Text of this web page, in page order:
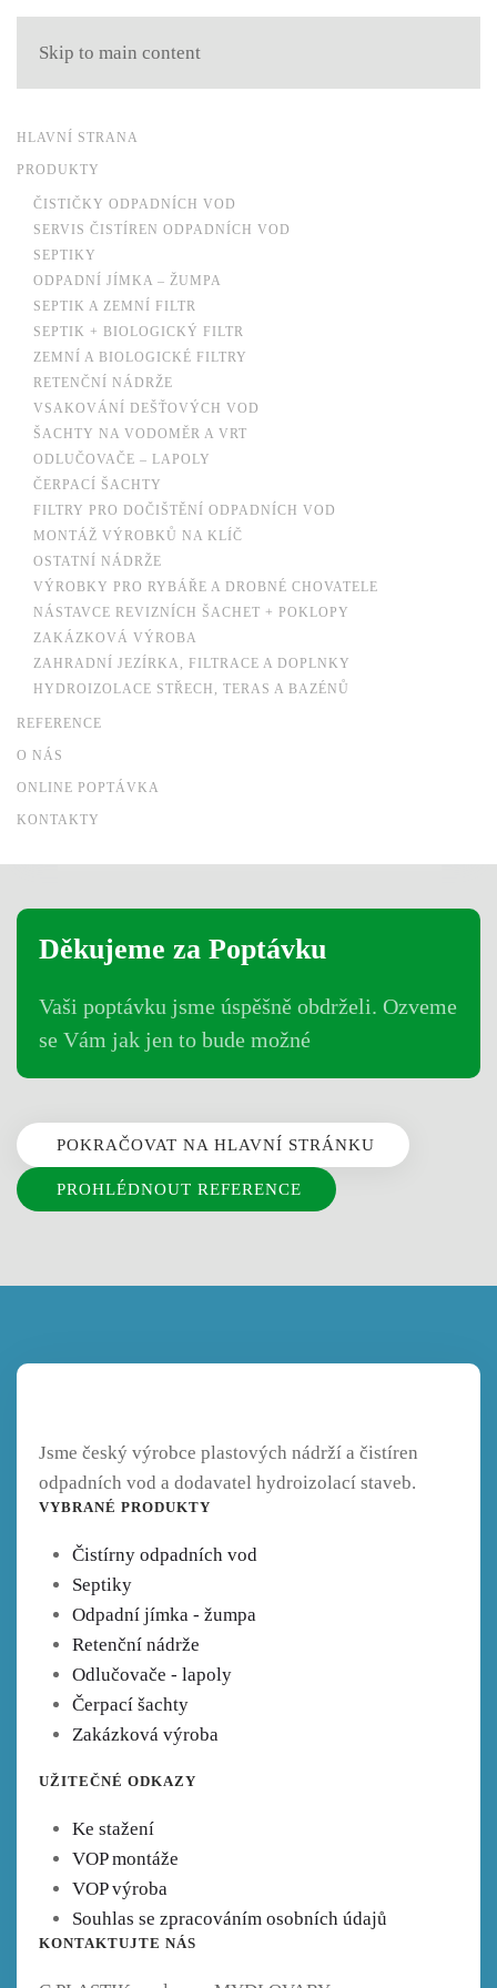
Skip to main content
HLAVNÍ STRANA
PRODUKTY
ČISTIČKY ODPADNÍCH VOD
SERVIS ČISTÍREN ODPADNÍCH VOD
SEPTIKY
ODPADNÍ JÍMKA – ŽUMPA
SEPTIK A ZEMNÍ FILTR
SEPTIK + BIOLOGICKÝ FILTR
ZEMNÍ A BIOLOGICKÉ FILTRY
RETENČNÍ NÁDRŽE
VSAKOVÁNÍ DEŠŤOVÝCH VOD
ŠACHTY NA VODOMĚR A VRT
ODLUČOVAČE – LAPOLY
ČERPACÍ ŠACHTY
FILTRY PRO DOČIŠTĚNÍ ODPADNÍCH VOD
MONTÁŽ VÝROBKŮ NA KLÍČ
OSTATNÍ NÁDRŽE
VÝROBKY PRO RYBÁŘE A DROBNÉ CHOVATELE
NÁSTAVCE REVIZNÍCH ŠACHET + POKLOPY
ZAKÁZKOVÁ VÝROBA
ZAHRADNÍ JEZÍRKA, FILTRACE A DOPLNKY
HYDROIZOLACE STŘECH, TERAS A BAZÉNŮ
REFERENCE
O NÁS
ONLINE POPTÁVKA
KONTAKTY
Děkujeme za Poptávku
Vaši poptávku jsme úspěšně obdrželi. Ozveme
se Vám jak jen to bude možné
POKRAČOVAT NA HLAVNÍ STRÁNKU
PROHLÉDNOUT REFERENCE
Jsme český výrobce plastových nádrží a čistíren
odpadních vod a dodavatel hydroizolací staveb.
VYBRANÉ PRODUKTY
Čistírny odpadních vod
Septiky
Odpadní jímka - žumpa
Retenční nádrže
Odlučovače - lapoly
Čerpací šachty
Zakázková výroba
UŽITEČNÉ ODKAZY
Ke stažení
VOP montáže
VOP výroba
Souhlas se zpracováním osobních údajů
KONTAKTUJTE NÁS